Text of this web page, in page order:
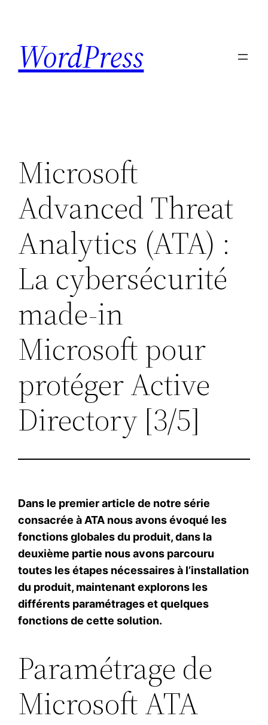
content
WordPress
Microsoft
Advanced Threat
Analytics (ATA) :
La cybersécurité
made-in
Microsoft pour
protéger Active
Directory [3/5]
Dans le premier article de notre série
consacrée à ATA nous avons évoqué les
fonctions globales du produit, dans la
deuxième partie nous avons parcouru
toutes les étapes nécessaires à l’installation
du produit, maintenant explorons les
différents paramétrages et quelques
fonctions de cette solution.
Paramétrage de
Microsoft ATA